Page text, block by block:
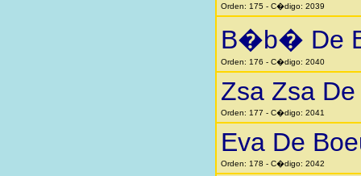
Orden: 175 - C�digo: 2039
B�b� De
Orden: 176 - C�digo: 2040
Zsa Zsa
Orden: 177 - C�digo: 2041
Eva De
Orden: 178 - C�digo: 2042